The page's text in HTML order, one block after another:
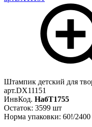
Штампик детский для
арт.DX11151
ИнвКод. НабТ1755
Остаток: 3599 шт
Норма упаковки: 60!/2400